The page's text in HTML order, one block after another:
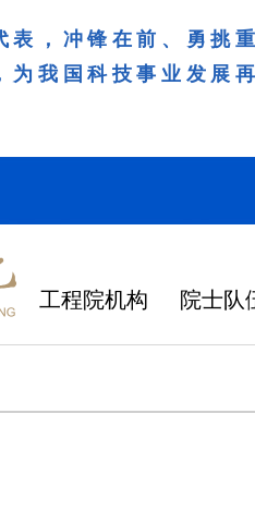
表，冲锋在前、勇挑
我国科技事业发展
工程院机构 院士队